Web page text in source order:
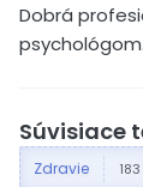
Dobrá
psychológom.
Súvisiace
Zdravie 183